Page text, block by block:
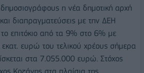
η νέα δημοτική αρχή
διαπραγματεύσεις με την ΔΕΗ
επιτόκιο από τα 9% στο 6% με
ευρώ του τελικού χρέους σήμερα
στα 7.055.000 ευρώ. Στόχος
Κοζάνης στα πλαίσια της